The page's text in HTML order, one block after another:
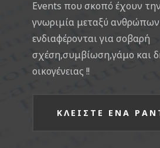
Events που σκοπό έχουν
γνωριμία μεταξύ
ενδιαφέρονται για σοβαρή
σχέση,συμβίωση,γάμο και
οικογένειας !!
ΚΛΕΙΣΤΕ ΕΝΑ